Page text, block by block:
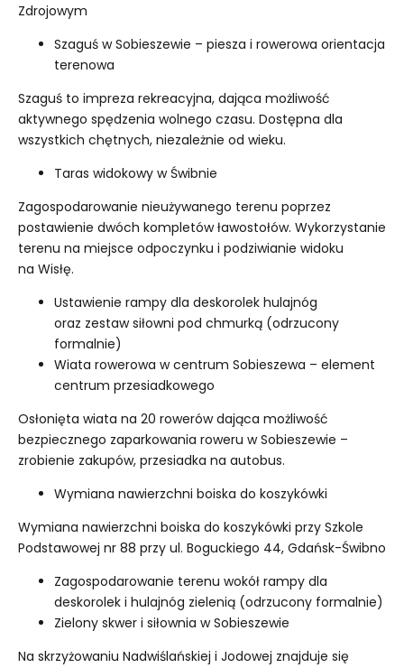
Zdrojowym
Szaguś w Sobieszewie – piesza i rowerowa orientacja
terenowa
Szaguś to impreza rekreacyjna, dająca możliwość
aktywnego spędzenia wolnego czasu. Dostępna dla
wszystkich chętnych, niezależnie od wieku.
Taras widokowy w Świbnie
Zagospodarowanie nieużywanego terenu poprzez
postawienie dwóch kompletów ławostołów. Wykorzystanie
terenu na miejsce odpoczynku i podziwianie widoku
na Wisłę.
Ustawienie rampy dla deskorolek hulajnóg
oraz zestaw siłowni pod chmurką (odrzucony
formalnie)
Wiata rowerowa w centrum Sobieszewa – element
centrum przesiadkowego
Osłonięta wiata na 20 rowerów dająca możliwość
bezpiecznego zaparkowania roweru w Sobieszewie –
zrobienie zakupów, przesiadka na autobus.
Wymiana nawierzchni boiska do koszykówki
Wymiana nawierzchni boiska do koszykówki przy Szkole
Podstawowej nr 88 przy ul. Boguckiego 44, Gdańsk-Świbno
Zagospodarowanie terenu wokół rampy dla
deskorolek i hulajnóg zielenią (odrzucony formalnie)
Zielony skwer i siłownia w Sobieszewie
Na skrzyżowaniu Nadwiślańskiej i Jodowej znajduje się